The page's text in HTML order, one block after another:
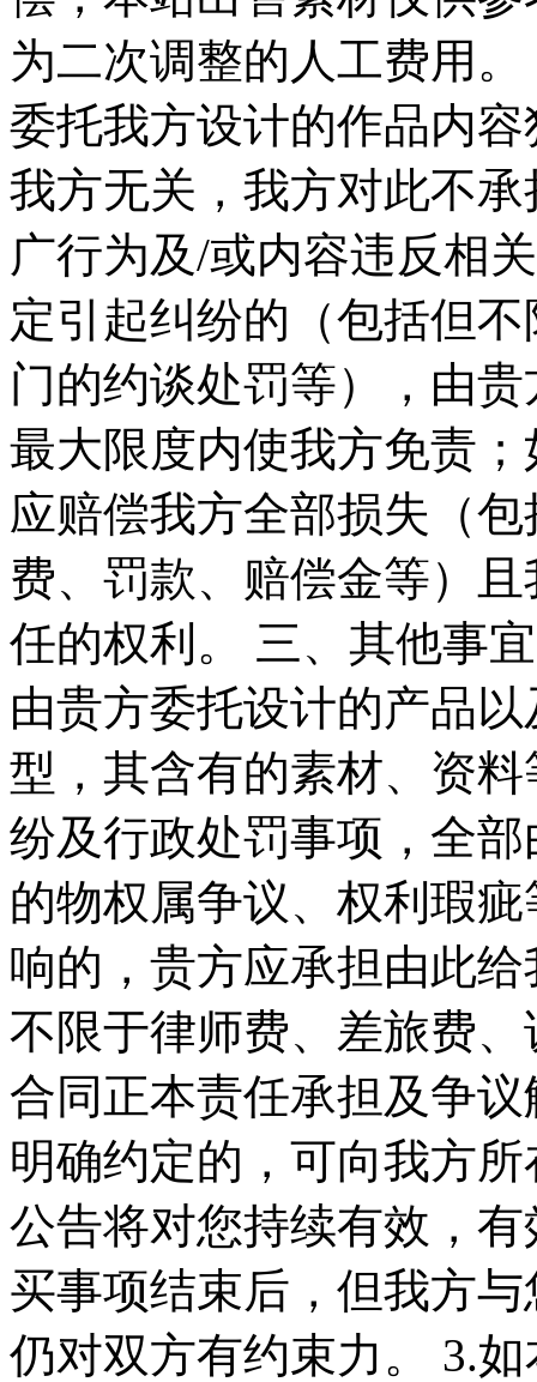
为二次调整的人工费用
委托我方设计的作品内
我方无关，我方对此不
广行为及/或内容违反相
定引起纠纷的（包括但
门的约谈处罚等），由
最大限度内使我方免责
应赔偿我方全部损失（
费、罚款、赔偿金等）
任的权利。 三、其他事
由贵方委托设计的产品
型，其含有的素材、资
纷及行政处罚事项，全
的物权属争议、权利瑕
响的，贵方应承担由此
不限于律师费、差旅费
合同正本责任承担及争
明确约定的，可向我方
公告将对您持续有效，
买事项结束后，但我方
仍对双方有约束力。 3.